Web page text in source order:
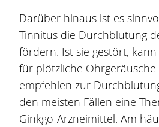
Darüber hinaus ist es
Tinnitus die Durchblutung
fördern. Ist sie gestört,
für plötzliche Ohrgeräusche
empfehlen zur
den meisten Fällen eine
Ginkgo-Arzneimittel. Am